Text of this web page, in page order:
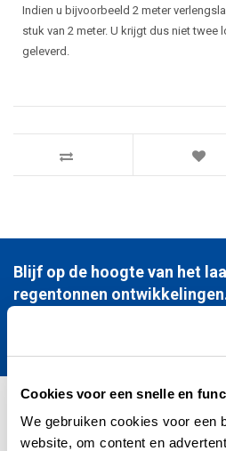
Cookies voor een snelle en
We gebruiken cookies voor een
website, om content en
Indien u bijvoorbeeld 2 meter
stuk van 2 meter. U krijgt dus niet twee
geleverd.
Blijf op de hoogte van het
regentonnen
Kunststofregenton.nl -